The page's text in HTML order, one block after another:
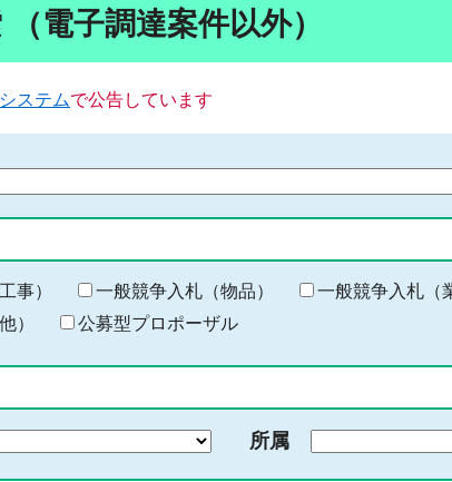
電子調達案件以外）
ステムで公告しています
事） 一般競争入札（物品）
一般競争入札（
）
公募型プロポーザル
所属